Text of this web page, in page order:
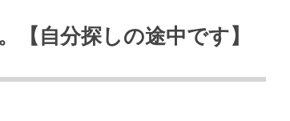
自分探しの途中です】